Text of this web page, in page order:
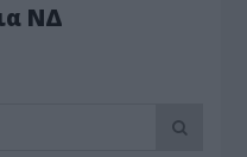
ΝΔ